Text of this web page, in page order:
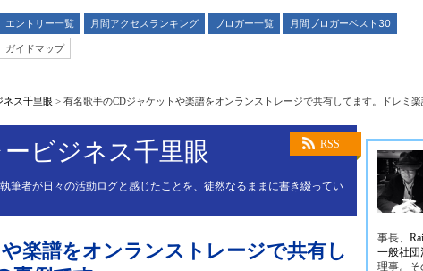
エントリー一覧 月間アクセスランキング ブロガー一覧
月間ブロガーベスト30
ガイドマップ
ネス千里眼 > 有名歌手のCDジャケットや楽譜をオンランストレージで共有してます。ドレミ
RSS
ビジネス千里眼
筆者が日々の活動ログと感じたことを、徒然なるままに書き綴ってい
楽譜をオンランストレージで共有し
事長、
一般社団
理事。そ